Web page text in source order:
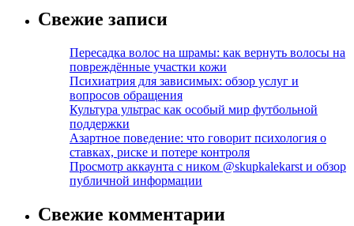
Свежие записи
Пересадка волос на шрамы: как вернуть волосы на
повреждённые участки кожи
Психиатрия для зависимых: обзор услуг и
вопросов обращения
Культура ультрас как особый мир футбольной
поддержки
Азартное поведение: что говорит психология о
ставках, риске и потере контроля
Просмотр аккаунта с ником @skupkalekarst и обзор
публичной информации
Свежие комментарии